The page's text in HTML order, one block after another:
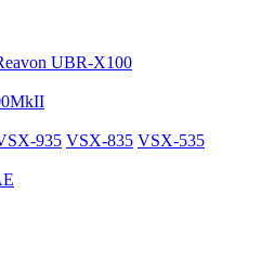
UBR-X100
935 VSX-835 VSX-535